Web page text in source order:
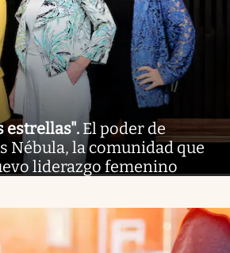
estrellas". El poder de
Nébula, la comunidad que
liderazgo femenino